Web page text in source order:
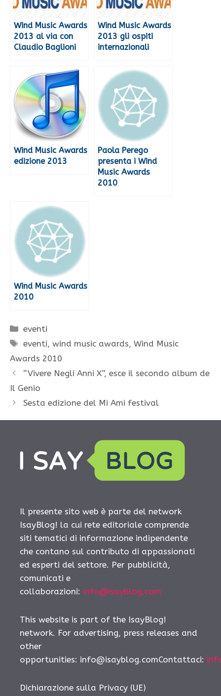
Wind Music Awards
2013 al via con
Claudio Baglioni
Wind Music Awards
2013 gli ospiti
internazionali
Wind Music Awards
edizione 2013
Paola Perego
presenta i Wind
Music Awards
2010
Wind Music Awards
2010
Categorie
eventi
Tag
eventi,wind music awards,Wind Music
Awards 2010
“Vivere Negli Anni X”, esce il secondo album de
Il Genio
Sesta edizione del Mi Ami festival
Il presente sito web è parte del network
IsayBlog! la cui rete editoriale comprende
siti tematici di informazione indipendente
che contano sul contributo di appassionati
ed esperti del settore. Per pubblicità,
comunicati e
collaborazioni: info@isayblog.com
This website is part of the IsayBlog!
network. For advertising, press releases and
other
opportunities: info@isayblog.comContattaci:
Dichiarazione sulla Privacy (UE)